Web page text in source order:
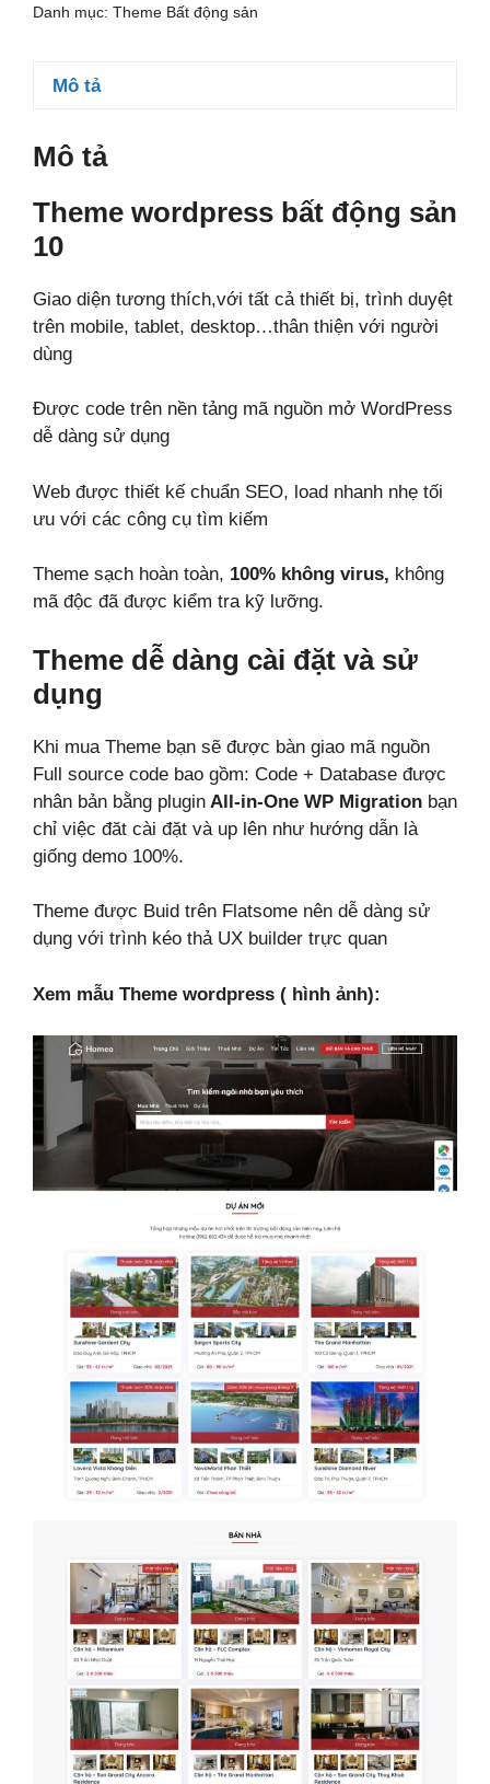
sản
Danh mục: Theme Bất động sản
Mô tả
Mô tả
Theme wordpress bất động sản
10
Giao diện tương thích,với tất cả thiết bị, trình duyệt
trên mobile, tablet, desktop…thân thiện với người
dùng
Được code trên nền tảng mã nguồn mở WordPress
dễ dàng sử dụng
Web được thiết kế chuẩn SEO, load nhanh nhẹ tối
ưu với các công cụ tìm kiếm
Theme sạch hoàn toàn, 100% không virus, không
mã độc đã được kiểm tra kỹ lưỡng.
Theme dễ dàng cài đặt và sử
dụng
Khi mua Theme bạn sẽ được bàn giao mã nguồn
Full source code bao gồm: Code + Database được
nhân bản bằng plugin All-in-One WP Migration bạn
chỉ việc đăt cài đặt và up lên như hướng dẫn là
giống demo 100%.
Theme được Buid trên Flatsome nên dễ dàng sử
dụng với trình kéo thả UX builder trực quan
Xem mẫu Theme wordpress ( hình ảnh):